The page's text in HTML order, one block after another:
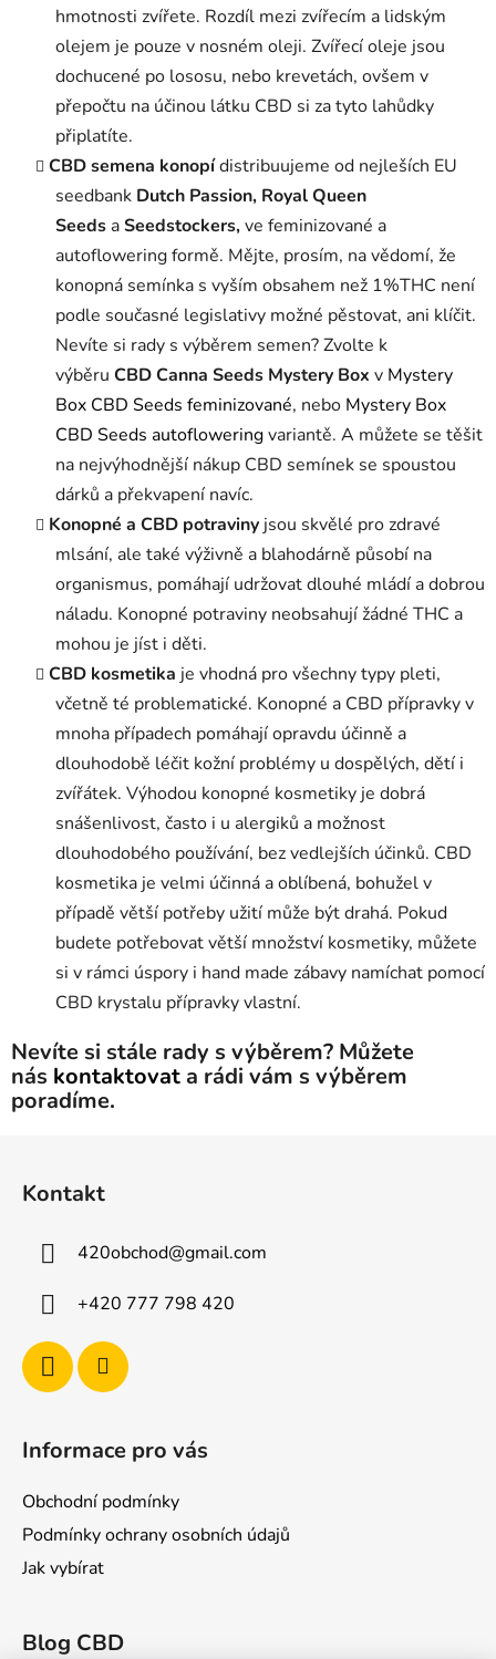
hmotnosti zvířete. Rozdíl mezi zvířecím a lidským
olejem je pouze v nosném oleji. Zvířecí oleje jsou
dochucené po lososu, nebo krevetách, ovšem v
přepočtu na účinou látku CBD si za tyto lahůdky
připlatíte.
CBD semena konopídistribuujeme od nejleších EU
seedbank Dutch Passion, Royal Queen
Seeds aSeedstockers,ve feminizované a
autoflowering formě. Mějte, prosím, na vědomí, že
konopná semínka s vyším obsahem než 1%THC není
podle současné legislativy možné pěstovat, ani klíčit.
Nevíte si rady s výběrem semen? Zvolte k
výběru CBD Canna Seeds Mystery Box v Mystery
Box CBD Seeds feminizované, nebo Mystery Box
CBD Seeds autofloweringvariantě. A můžete se těšit
na nejvýhodnější nákup CBD semínek se spoustou
dárků a překvapení navíc.
Konopné a CBD potraviny jsou skvělé pro zdravé
mlsání, ale také výživně a blahodárně působí na
organismus, pomáhají udržovat dlouhé mládí a dobrou
náladu. Konopné potraviny neobsahují žádné THC a
mohou je jíst i děti.
CBD kosmetika je vhodná pro všechny typy pleti,
včetně té problematické. Konopné a CBD přípravky v
mnoha případech pomáhají opravdu účinně a
dlouhodobě léčit kožní problémy u dospělých, dětí i
zvířátek. Výhodou konopné kosmetiky je dobrá
snášenlivost, často i u alergiků a možnost
dlouhodobého používání, bez vedlejších účinků. CBD
kosmetika je velmi účinná a oblíbená, bohužel v
případě větší potřeby užití může být drahá. Pokud
budete potřebovat větší množství kosmetiky, můžete
si v rámci úspory i hand made zábavy namíchat pomocí
CBD krystalu přípravky vlastní.
Nevíte si stále rady s výběrem? Můžete
nás kontaktovat a rádi vám s výběrem
poradíme.
Kontakt
420obchod@gmail.com
+420 777 798 420
Informace pro vás
Obchodní podmínky
Podmínky ochrany osobních údajů
Jak vybírat
Blog CBD